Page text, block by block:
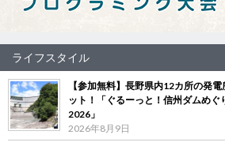
ライフスタイル
【参加無料】長野県内12カ所の発
ット！「ぐるーっと！信州ダムめ
2026」
2026年8月9日